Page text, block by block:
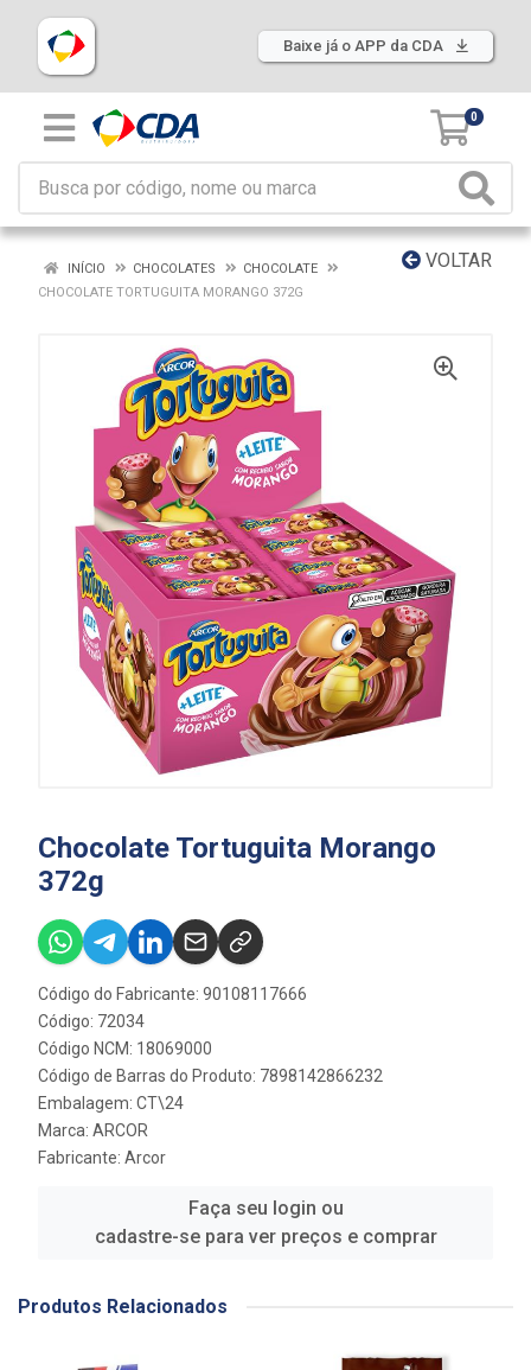
Baixe já o APP da CDA
0
VOLTAR
INÍCIO CHOCOLATES
CHOCOLATE
CHOCOLATE TORTUGUITA MORANGO 372G
Chocolate Tortuguita Morango
372g
Código do Fabricante: 90108117666
Código: 72034
Código NCM: 18069000
Código de Barras do Produto: 7898142866232
Embalagem: CT\24
Marca: ARCOR
Fabricante: Arcor
Faça seu login ou
cadastre-se para ver preços e comprar
Produtos Relacionados